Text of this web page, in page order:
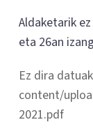
Aldaketarik
eta 26an
Ez dira
content/
2021.pdf